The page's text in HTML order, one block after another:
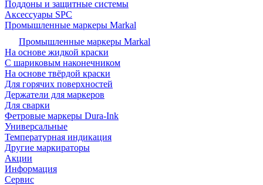
Поддоны и защитные системы
Аксессуары SPC
Промышленные маркеры Markal
Промышленные маркеры Markal
На основе жидкой краски
С шариковым наконечником
На основе твёрдой краски
Для горячих поверхностей
Держатели для маркеров
Для сварки
Фетровые маркеры Dura-Ink
Универсальные
Температурная индикация
Другие маркираторы
Акции
Информация
Сервис